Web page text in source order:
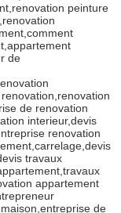
peinture
de
de renovation
interieur,devis
renovation
travaux
appartement
de